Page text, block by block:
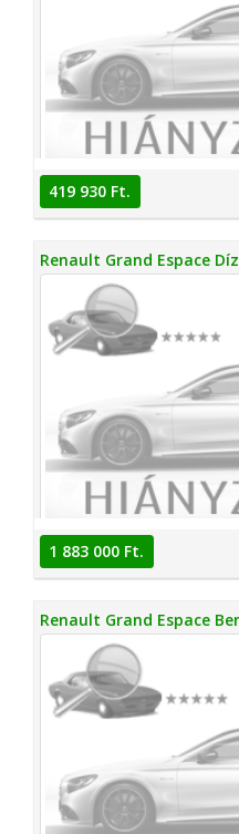
419 930 Ft.
Renault Grand Espace
1 883 000 Ft.
Renault Grand Espace